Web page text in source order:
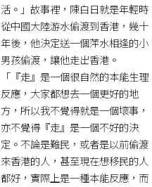
活。」故事裡，陳白日就是年輕時
從中國大陸游水偷渡到香港，幾十
年後，他決定送一個萍水相逢的小
男孩偷渡，讓他走出香港。
「『走』是一個很自然的本能生理
反應，大家都想去一個更好的地
方，所以我不覺得就是一個壞事，
亦不覺得『走』是一個不好的決
定。不論是難民，或者是以前偷渡
來香港的人，甚至現在想移民的人
都好，實際上是一種本能反應，而